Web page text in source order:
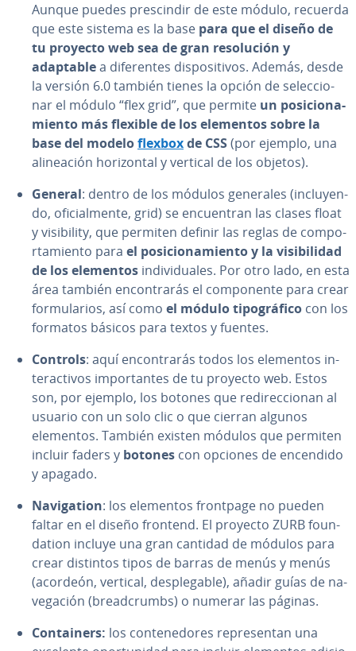
Aunque puedes pre­s­ci­n­dir de este módulo, recuerda
que este sistema es la base para que el diseño de
tu proyecto web sea de gran re­so­lu­ción y
adaptablea di­fe­re­n­tes di­s­po­si­ti­vos. Además, desde
la versión 6.0 también tienes la opción de se­le­c­cio­
nar el módulo “flex grid”, que permite un po­si­cio­na­
mie­n­to más flexible de los elementos sobre la
base del modeloflexboxde CSS(por ejemplo, una
ali­nea­ción ho­ri­zo­n­tal y vertical de los objetos).
General: dentro de los módulos generales (in­clu­ye­n­
do, ofi­cia­l­me­n­te, grid) se en­cue­n­tran las clases float
y vi­si­bi­li­ty, que permiten definir las reglas de co­m­po­
r­ta­mie­n­to para el po­si­cio­na­mie­n­to y la vi­si­bi­li­dad
de los elementos in­di­vi­dua­les. Por otro lado, en esta
área también en­co­n­tra­rás el co­m­po­ne­n­te para crear
fo­r­mu­la­rios, así como el módulo ti­po­grá­fi­co con los
formatos básicos para textos y fuentes.
Controls: aquí en­co­n­tra­rás todos los elementos in­
ter­ac­ti­vos im­po­r­ta­n­tes de tu proyecto web. Estos
son, por ejemplo, los botones que re­di­re­c­cio­nan al
usuario con un solo clic o que cierran algunos
elementos. También existen módulos que permiten
incluir faders y botones con opciones de encendido
y apagado.
Na­vi­ga­tion: los elementos frontpage no pueden
faltar en el diseño frontend. El proyecto ZURB fou­n­
da­tion incluye una gran cantidad de módulos para
crear distintos tipos de barras de menús y menús
(acordeón, vertical, de­s­ple­ga­ble), añadir guías de na­
ve­ga­ción (brea­d­cru­m­bs) o numerar las páginas.
Co­n­tai­ne­rs: los co­n­te­ne­do­res re­pre­se­n­tan una